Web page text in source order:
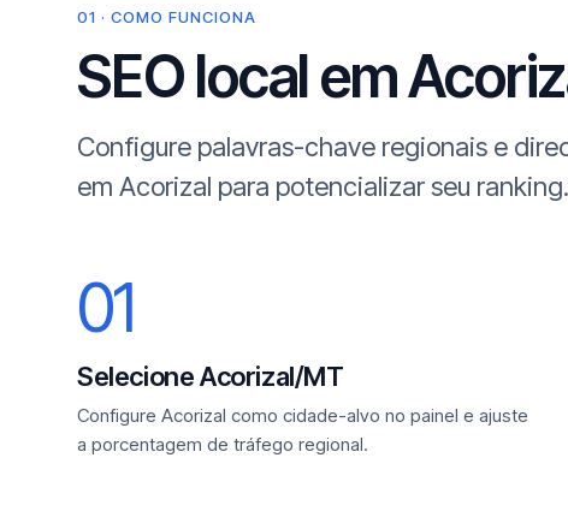
01 · COMO FUNCIONA
SEO local em
Configure palavras-chave regionais e
em Acorizal para potencializar seu ranking.
01
Selecione Acorizal/MT
Configure Acorizal como cidade-alvo no painel e ajuste
a porcentagem de tráfego regional.